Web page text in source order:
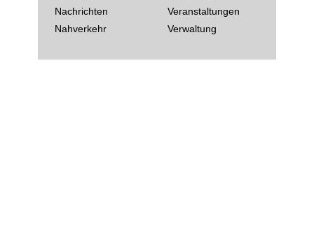
Nachrichten
Nahverkehr
Veranstaltungen
Verwaltung